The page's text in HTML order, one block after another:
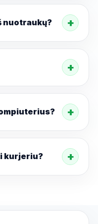
nuotraukų?
kurjeriu?